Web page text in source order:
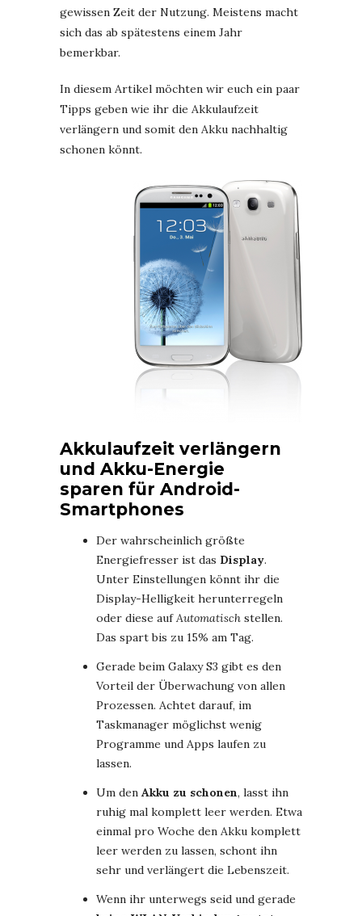
gewissen Zeit der Nutzung. Meistens macht
sich das ab spätestens einem Jahr
bemerkbar.
In diesem Artikel möchten wir euch ein paar
Tipps geben wie ihr die Akkulaufzeit
verlängern und somit den Akku nachhaltig
schonen könnt.
Akkulaufzeit verlängern
und Akku-Energie
sparen für Android-
Smartphones
Der wahrscheinlich größte
Energiefresser ist das Display.
Unter Einstellungen könnt ihr die
Display-Helligkeit herunterregeln
oder diese aufAutomatisch stellen.
Das spart bis zu 15% am Tag.
Gerade beim Galaxy S3 gibt es den
Vorteil der Überwachung von allen
Prozessen. Achtet darauf, im
Taskmanager möglichst wenig
Programme und Apps laufen zu
lassen.
Um den Akku zu schonen, lasst ihn
ruhig mal komplett leer werden. Etwa
einmal pro Woche den Akku komplett
leer werden zu lassen, schont ihn
sehr und verlängert die Lebenszeit.
Wenn ihr unterwegs seid und gerade